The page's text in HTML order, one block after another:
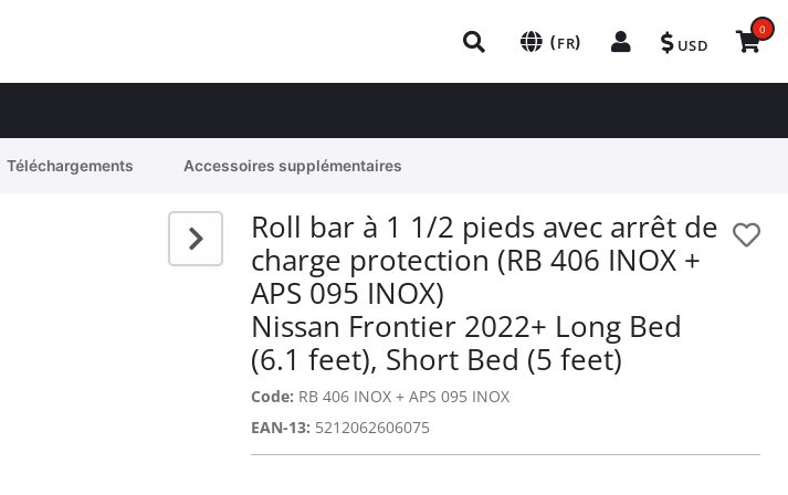
(FR) USD
0
Téléchargements Accessoires supplémentaires
Roll bar à 1 1/2 pieds avec arrêt de
charge protection (RB 406 INOX +
APS 095 INOX)
Nissan Frontier 2022+ Long Bed
(6.1 feet), Short Bed (5 feet)
Code: RB 406 INOX + APS 095 INOX
EAN-13: 5212062606075